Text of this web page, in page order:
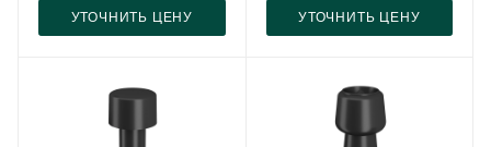
УТОЧНИТЬ ЦЕНУ УТОЧНИТЬ ЦЕНУ